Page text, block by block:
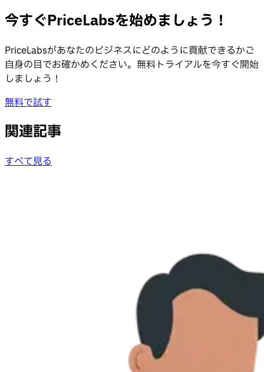
今すぐPriceLabsを始めましょう！
PriceLabsがあなたのビジネスにどのように貢献できるかご
自身の目でお確かめください。無料トライアルを今すぐ開始
しましょう！
無料で試す
関連記事
すべて見る